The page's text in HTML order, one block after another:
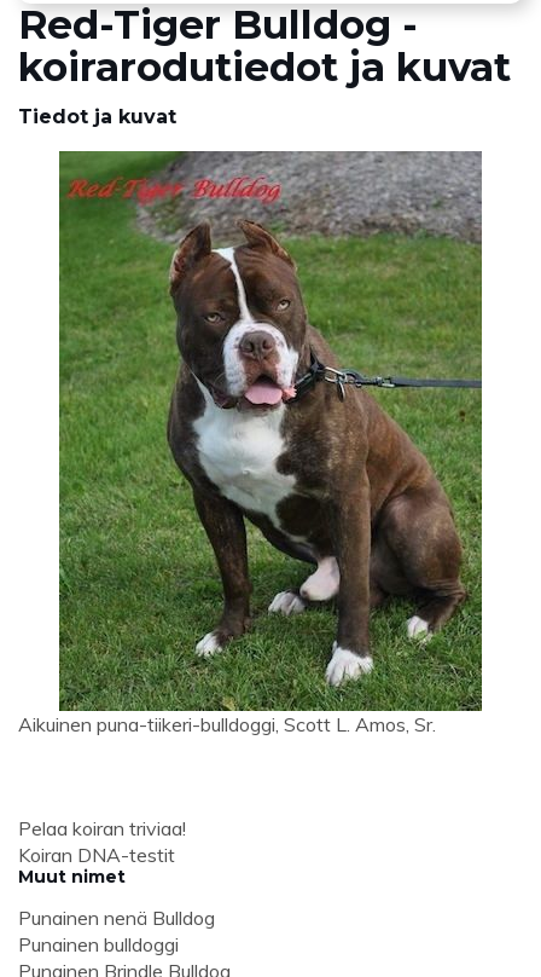
Red-Tiger Bulldog -
koirarodutiedot ja kuvat
Tiedot ja kuvat
Aikuinen puna-tiikeri-bulldoggi, Scott L. Amos, Sr.
Pelaa koiran triviaa!
Koiran DNA-testit
Muut nimet
Punainen nenä Bulldog
Punainen bulldoggi
Punainen Brindle Bulldog